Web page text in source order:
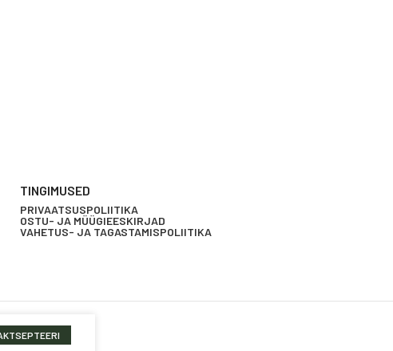
TINGIMUSED
PRIVAATSUSPOLIITIKA
OSTU- JA MÜÜGIEESKIRJAD
VAHETUS- JA TAGASTAMISPOLIITIKA